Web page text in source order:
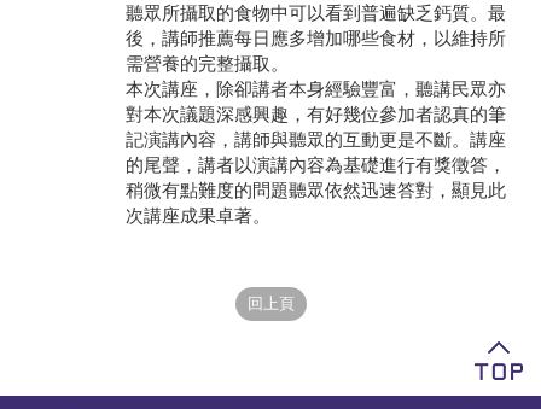
聽眾所攝取的食物中可以看到普遍缺乏鈣質。最
後，講師推薦每日應多增加哪些食材，以維持所
需營養的完整攝取。
本次講座，除卻講者本身經驗豐富，聽講民眾亦
對本次議題深感興趣，有好幾位參加者認真的筆
記演講內容，講師與聽眾的互動更是不斷。講座
的尾聲，講者以演講內容為基礎進行有獎徵答，
稍微有點難度的問題聽眾依然迅速答對，顯見此
次講座成果卓著。